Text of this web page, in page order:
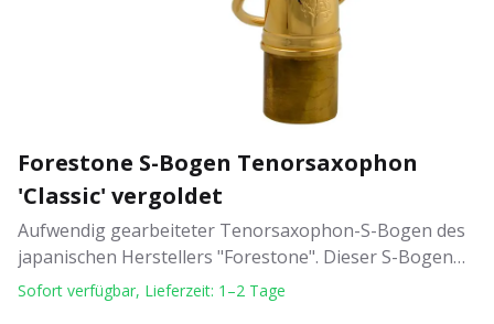
Forestone S-Bogen Tenorsaxophon
'Classic' vergoldet
Aufwendig gearbeiteter Tenorsaxophon-S-Bogen des
japanischen Herstellers "Forestone". Dieser S-Bogen
ist vergoldet und mit einer aufwendigen Gravur
Sofort verfügbar, Lieferzeit: 1–2 Tage